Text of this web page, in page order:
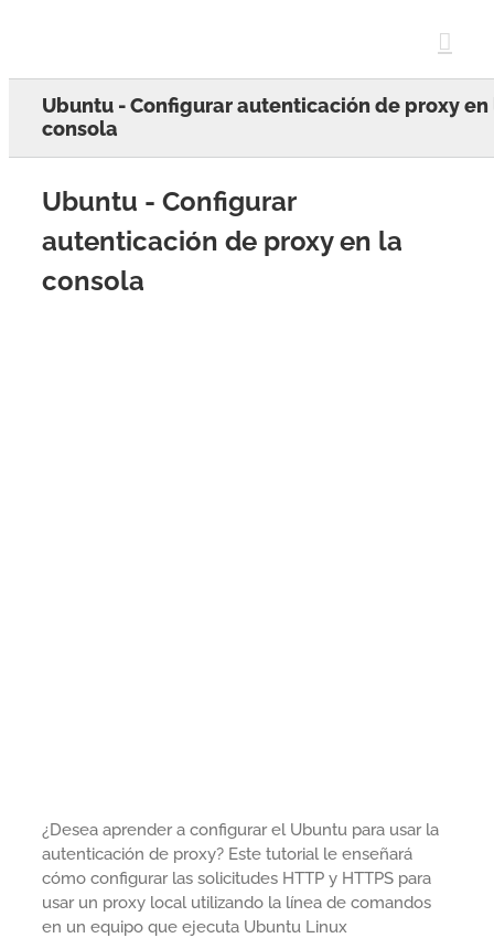
Ubuntu - Configurar autenticación de proxy en
consola
Ubuntu - Configurar
autenticación de proxy en la
consola
¿Desea aprender a configurar el Ubuntu para usar la
autenticación de proxy? Este tutorial le enseñará
cómo configurar las solicitudes HTTP y HTTPS para
usar un proxy local utilizando la línea de comandos
en un equipo que ejecuta Ubuntu Linux